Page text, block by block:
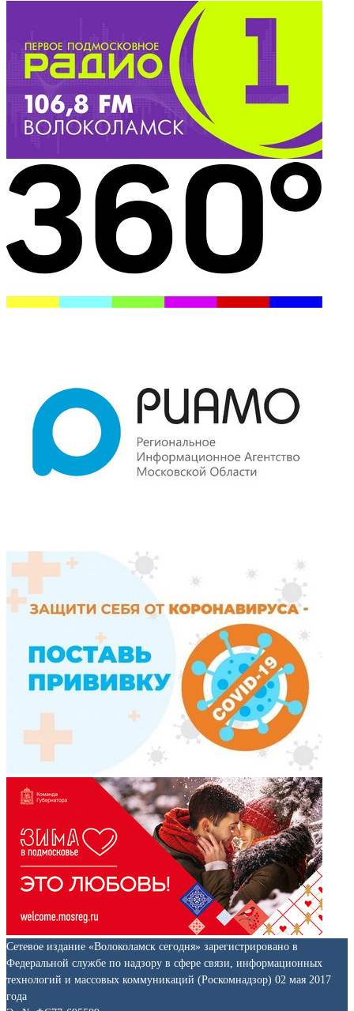
Сетевое издание «Волоколамск сегодня» зарегистрировано в
Федеральной службе по надзору в сфере связи, информационных
технологий и массовых коммуникаций (Роскомнадзор) 02 мая 2017
года